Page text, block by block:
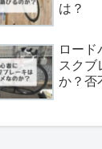
は？
ロード
スクブ
か？否